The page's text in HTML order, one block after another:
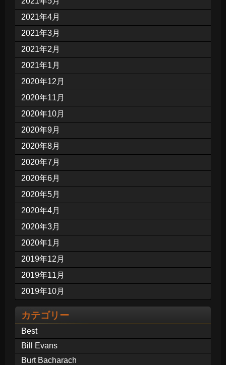
2021年4月
2021年3月
2021年2月
2021年1月
2020年12月
2020年11月
2020年10月
2020年9月
2020年8月
2020年7月
2020年6月
2020年5月
2020年4月
2020年3月
2020年1月
2019年12月
2019年11月
2019年10月
カテゴリー
Best
Bill Evans
Burt Bacharach